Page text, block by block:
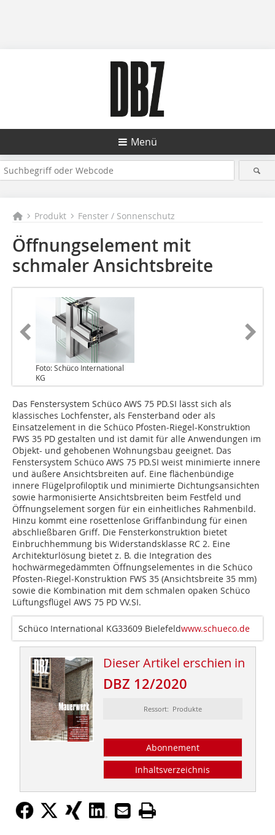
Menü
Produkt Fenster / Sonnenschutz
Öffnungselement mit
schmaler Ansichtsbreite
Foto: Schüco International
KG
Das Fenstersystem Schüco AWS 75 PD.SI lässt sich als
klassisches Lochfenster, als Fensterband oder als
Einsatzelement in die Schüco Pfosten-Riegel-Konstruktion
FWS 35 PD gestalten und ist damit für alle Anwendungen im
Objekt- und gehobenen Wohnungsbau geeignet. Das
Fenstersystem Schüco AWS 75 PD.SI weist minimierte innere
und äußere Ansichtsbreiten auf. Eine flächenbündige
innere Flügelprofiloptik und minimierte Dichtungsansichten
sowie harmonisierte Ansichtsbreiten beim Festfeld und
Öffnungselement sorgen für ein einheitliches Rahmenbild.
Hinzu kommt eine rosettenlose Griffanbindung für einen
abschließbaren Griff. Die Fensterkonstruktion bietet
Einbruchhemmung bis Widerstandsklasse RC 2. Eine
Architekturlösung bietet z. B. die Integration des
hochwärmegedämmten Öffnungselementes in die Schüco
Pfosten-Riegel-Konstruktion FWS 35 (Ansichtsbreite 35 mm)
sowie die Kombination mit dem schmalen opaken Schüco
Lüftungsflügel AWS 75 PD VV.SI.
Schüco International KG33609 Bielefeldwww.schueco.de
Dieser Artikel erschien in
DBZ 12/2020
Ressort: Produkte
Abonnement
Inhaltsverzeichnis